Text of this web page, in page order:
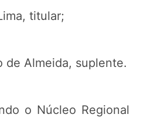
titular;
de Almeida, suplente.
o Núcleo Regional